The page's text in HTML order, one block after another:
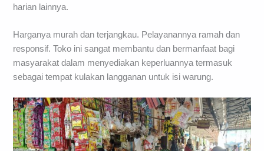
harian lainnya.
Harganya murah dan terjangkau. Pelayanannya ramah dan
responsif. Toko ini sangat membantu dan bermanfaat bagi
masyarakat dalam menyediakan keperluannya termasuk
sebagai tempat kulakan langganan untuk isi warung.